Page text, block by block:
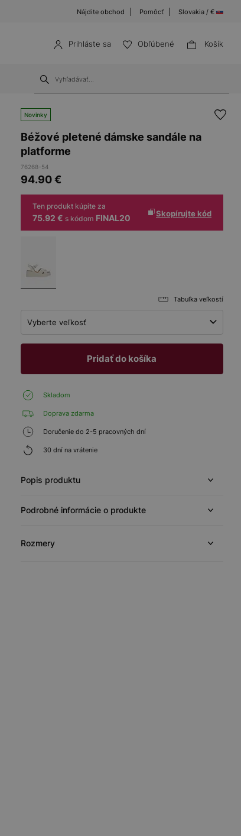
Nájdite obchod Pomôcť Slovakia / €
Prihláste sa Obľúbené Košík
Novinky
Béžové pletené dámske sandále na
platforme
76268-54
94.90€
Ten produkt kúpite za
75.92 € s kódom FINAL20 Skopírujte kód
Tabuľka veľkostí
Vyberte veľkosť
Pridať do košíka
Skladom
Doprava zdarma
Doručenie do 2-5 pracovných dní
30 dní na vrátenie
Popis produktu
Podrobné informácie o produkte
Rozmery